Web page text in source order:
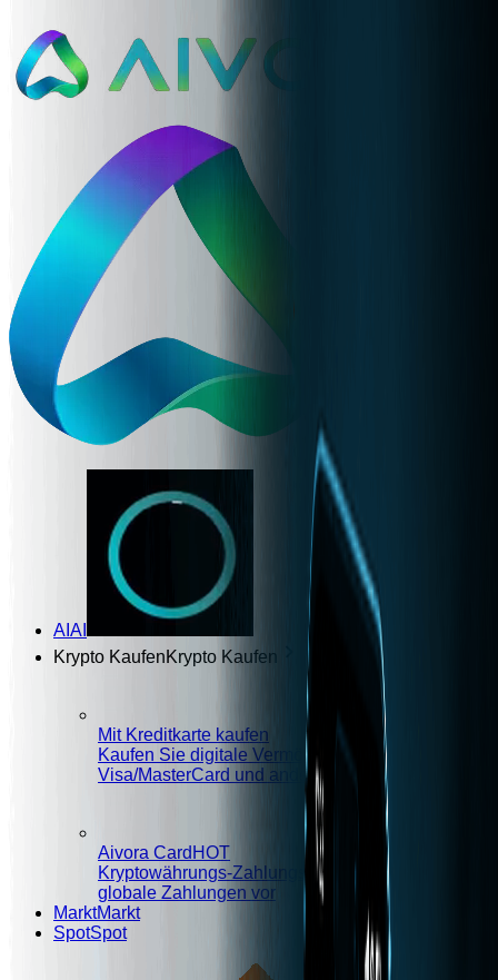
AI AI
Krypto KaufenKrypto Kaufen
Mit Kreditkarte kaufen
Kaufen Sie digitale Vermögenswerte mit
Visa/MasterCard und anderen Methoden
Aivora Card HOT
Kryptowährungs-Zahlungskarte, stellen Sie sich
globale Zahlungen vor
MarktMarkt
SpotSpot